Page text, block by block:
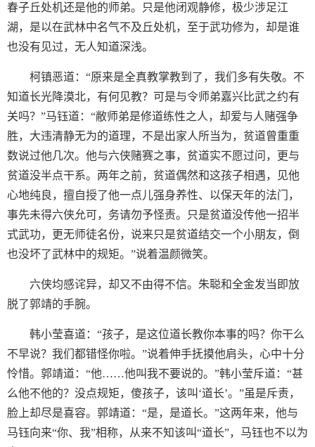
春子丘处机还是他的师弟。只是他闭观静修，极少涉足江
湖，是以在武林中名气不及丘处机，至于武功修为，却是谁
也没有见过，无人知道深浅。
柯镇恶道：“原来是全真教掌教到了，我们多有失敬。不
知道长光降漠北，有何见教？可是与令师弟嘉兴比武之约有
关吗？”马钰道：“敝师弟是修道练性之人，却爱与人赌强争
胜，大违清静无为的道理，不是出家人所当为，贫道曾重重
数说过他几次。他与六侠赌赛之事，贫道实不愿过问，更与
贫道没半点干系。两年之前，贫道偶然和这孩子相遇，见他
心地纯良，擅自授了他一点儿强身养性、以保天年的法门，
事先未得六侠允可，务请勿予怪责。只是贫道没传他一招半
式武功，更无师徒名份，说来只是贫道结交一个小朋友，倒
也没坏了武林中的规矩。”说着温颜微笑。
六侠均感诧异，却又不由得不信。朱聪和全金发当即放
脱了郭靖的手腕。
韩小莹喜道：“孩子，是这位道长教你本事的吗？你干么
不早说？我们都错怪你啦。”说着伸手抚摸他肩头，心中十分
怜惜。郭靖道：“他……他叫我不要说的。”韩小莹斥道：“甚
么他不他的？没点规矩，傻孩子，该叫‘道长’。”虽是斥责，
脸上却尽是喜容。郭靖道：“是，是道长。”这两年来，他与
马钰向来“你、我”相称，从来不知该叫“道长”，马钰也不以为